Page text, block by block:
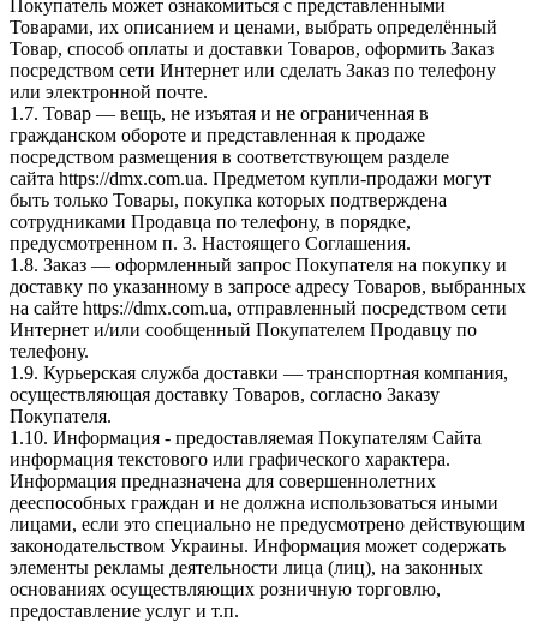
Покупатель может ознакомиться с представленными
Товарами, их описанием и ценами, выбрать определённый
Товар, способ оплаты и доставки Товаров, оформить Заказ
посредством сети Интернет или сделать Заказ по телефону
или электронной почте.
1.7. Товар — вещь, не изъятая и не ограниченная в
гражданском обороте и представленная к продаже
посредством размещения в соответствующем разделе
сайта https://dmx.com.ua. Предметом купли-продажи могут
быть только Товары, покупка которых подтверждена
сотрудниками Продавца по телефону, в порядке,
предусмотренном п. 3. Настоящего Соглашения.
1.8. Заказ — оформленный запрос Покупателя на покупку и
доставку по указанному в запросе адресу Товаров, выбранных
на сайте https://dmx.com.ua, отправленный посредством сети
Интернет и/или сообщенный Покупателем Продавцу по
телефону.
1.9. Курьерская служба доставки — транспортная компания,
осуществляющая доставку Товаров, согласно Заказу
Покупателя.
1.10. Информация - предоставляемая Покупателям Сайта
информация текстового или графического характера.
Информация предназначена для совершеннолетних
дееспособных граждан и не должна использоваться иными
лицами, если это специально не предусмотрено действующим
законодательством Украины. Информация может содержать
элементы рекламы деятельности лица (лиц), на законных
основаниях осуществляющих розничную торговлю,
предоставление услуг и т.п.